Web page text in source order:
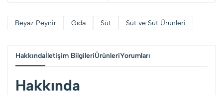
Beyaz Peynir Gıda Süt Süt ve Süt Ürünleri
Hakkındaİletişim BilgileriÜrünleriYorumları
Hakkında